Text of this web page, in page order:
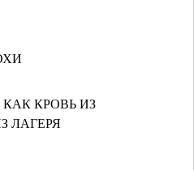
КРОВЬ ИЗ
ЛАГЕРЯ